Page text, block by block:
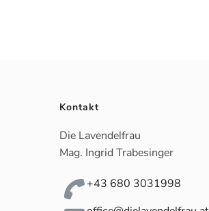
Kontakt
Die Lavendelfrau
Mag. Ingrid Trabesinger
+43 680 3031998